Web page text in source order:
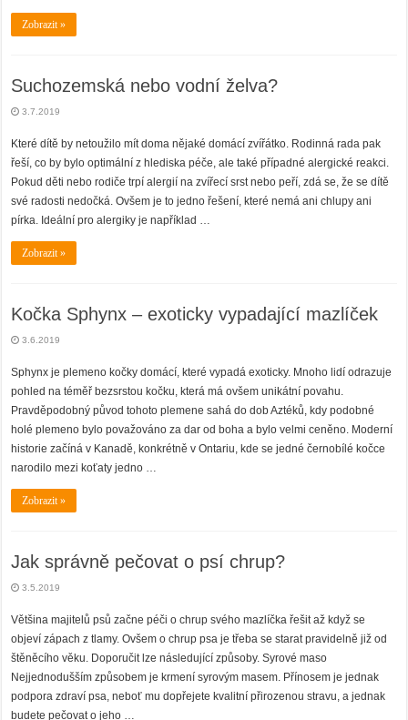
Zobrazit »
Suchozemská nebo vodní želva?
3.7.2019
Které dítě by netoužilo mít doma nějaké domácí zvířátko. Rodinná rada pak
řeší, co by bylo optimální z hlediska péče, ale také případné alergické reakci.
Pokud děti nebo rodiče trpí alergií na zvířecí srst nebo peří, zdá se, že se dítě
své radosti nedočká. Ovšem je to jedno řešení, které nemá ani chlupy ani
pírka. Ideální pro alergiky je například …
Zobrazit »
Kočka Sphynx – exoticky vypadající mazlíček
3.6.2019
Sphynx je plemeno kočky domácí, které vypadá exoticky. Mnoho lidí odrazuje
pohled na téměř bezsrstou kočku, která má ovšem unikátní povahu.
Pravděpodobný původ tohoto plemene sahá do dob Aztéků, kdy podobné
holé plemeno bylo považováno za dar od boha a bylo velmi ceněno. Moderní
historie začíná v Kanadě, konkrétně v Ontariu, kde se jedné černobílé kočce
narodilo mezi koťaty jedno …
Zobrazit »
Jak správně pečovat o psí chrup?
3.5.2019
Většina majitelů psů začne péči o chrup svého mazlíčka řešit až když se
objeví zápach z tlamy. Ovšem o chrup psa je třeba se starat pravidelně již od
štěněcího věku. Doporučit lze následující způsoby. Syrové maso
Nejjednodušším způsobem je krmení syrovým masem. Přínosem je jednak
podpora zdraví psa, neboť mu dopřejete kvalitní přirozenou stravu, a jednak
budete pečovat o jeho …